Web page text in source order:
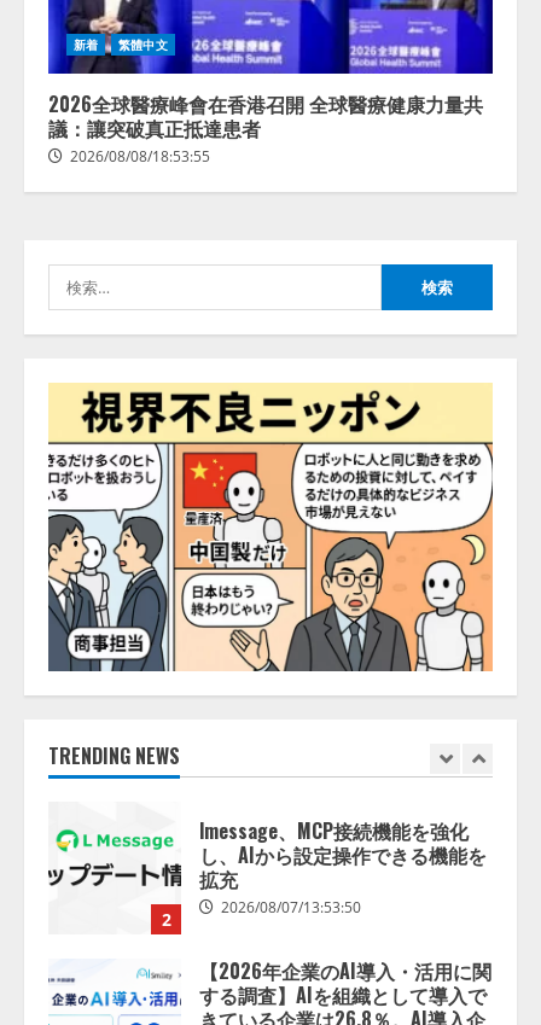
新着 繁體中文
2026全球醫療峰會在香港召開 全球醫療健康力量共
議：讓突破真正抵達患者
2026/08/08/18:53:55
索:
TRENDING NEWS
2
lmessage、MCP接続機能を強化
し、AIから設定操作できる機能を
拡充
2026/08/07/13:53:50
【2026年企業のAI導入・活用に関
業の68.0％が、自社でのAI導入・
活用は「上手くいっている」と回
答
2026/08/07/13:53:50
4
ナレッジワーク、AIエンジニア油
スAIエージェントOS」「営業領域
の業界特化LLM」の開発とAI研究
開発をリード
2026/08/07/10:54:31
5
AI駆動開発の推進に向けて
「TinhVan Technologies JSC.」と業
務提携
2026/08/06/14:54:32
1
【開催報告】次世代AIプラットフ
ォーム「TAIZA」および新サービ
2
lmessage、MCP接続機能を強化
し、AIから設定操作できる機能を
拡充
2026/08/07/13:53:50
【2026年企業のAI導入・活用に関
する調査】AIを組織として導入で
きている企業は26.8％。AI導入企